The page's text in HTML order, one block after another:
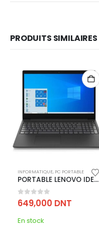
PRODUITS SIMILAIRES
INFORMATIQUE, PC PORTABLE
PORTABLE LENOVO IDEAPAD 3 15ADA05 AMD ATHLON 4GO 1TO
0 out of 5
649,000 DNT
En stock